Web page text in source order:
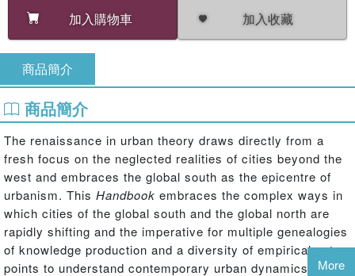
加入購物車 加入收藏
商品簡介
商品簡介
The renaissance in urban theory draws directly from a
fresh focus on the neglected realities of cities beyond the
west and embraces the global south as the epicentre of
urbanism. This Handbook embraces the complex ways in
which cities of the global south and the global north are
rapidly shifting and the imperative for multiple genealogies
of knowledge production and a diversity of empirical entry
points to understand contemporary urban dynamics.
More